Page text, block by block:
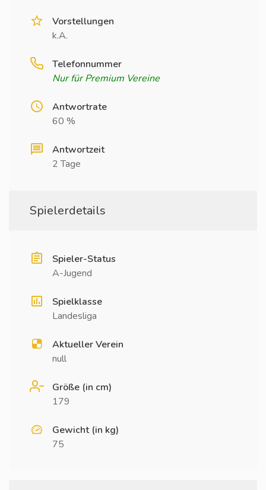
Vorstellungen
k.A.
Telefonnummer
Nur für Premium Vereine
Antwortrate
60 %
Antwortzeit
2 Tage
Spielerdetails
Spieler-Status
A-Jugend
Spielklasse
Landesliga
Aktueller Verein
null
Größe (in cm)
179
Gewicht (in kg)
75